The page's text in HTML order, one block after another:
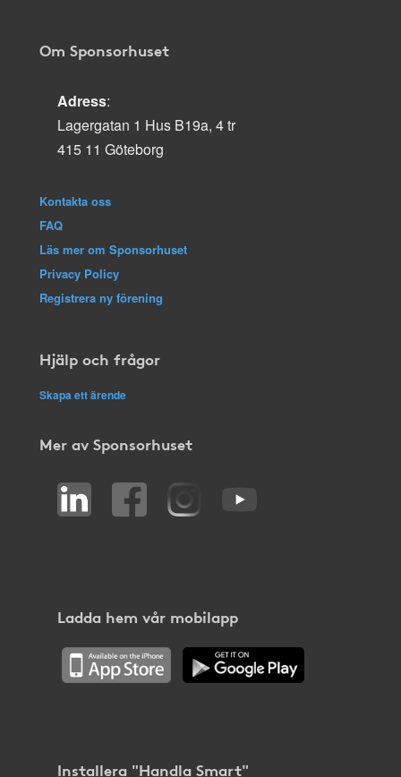
Om Sponsorhuset
Adress:
Lagergatan 1 Hus B19a, 4 tr
415 11 Göteborg
Kontakta oss
FAQ
Läs mer om Sponsorhuset
Privacy Policy
Registrera ny förening
Hjälp och frågor
Skapa ett ärende
Mer av Sponsorhuset
Ladda hem vår mobilapp
Installera "Handla Smart"